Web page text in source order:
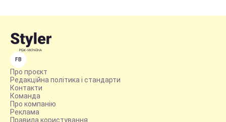
FB
Про проєкт
Редакційна політика і стандарти
Контакти
Команда
Про компанію
Реклама
Правила користування